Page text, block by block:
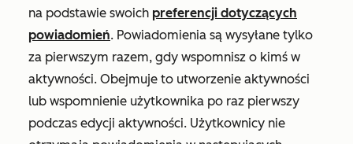
na podstawie swoich preferencji dotyczących
powiadomień. Powiadomienia są wysyłane tylko
za pierwszym razem, gdy wspomnisz o kimś w
aktywności. Obejmuje to utworzenie aktywności
lub wspomnienie użytkownika po raz pierwszy
podczas edycji aktywności. Użytkownicy nie